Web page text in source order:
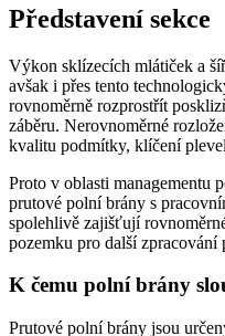
Představení sekce
Výkon sklízecích mlátiček a
avšak i přes tento
rovnoměrně rozprostřít
záběru. Nerovnoměrné
kvalitu podmítky, klíčení
Proto v oblasti managementu
prutové polní brány s
spolehlivě zajišťují
pozemku pro další zpracování
K čemu polní brány
Prutové polní brány jsou